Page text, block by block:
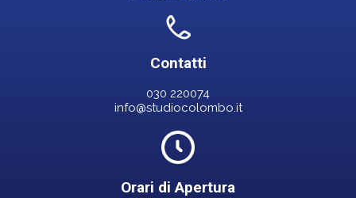
Contatti
030 220074
info@studiocolombo.it
Orari di Apertura